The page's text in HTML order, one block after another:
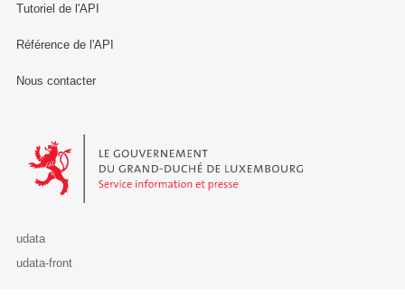
Tutoriel de l'API
Référence de l'API
Nous contacter
Le Gouvernement du Grand-Duché de Luxembourg - Service
udata
udata-front